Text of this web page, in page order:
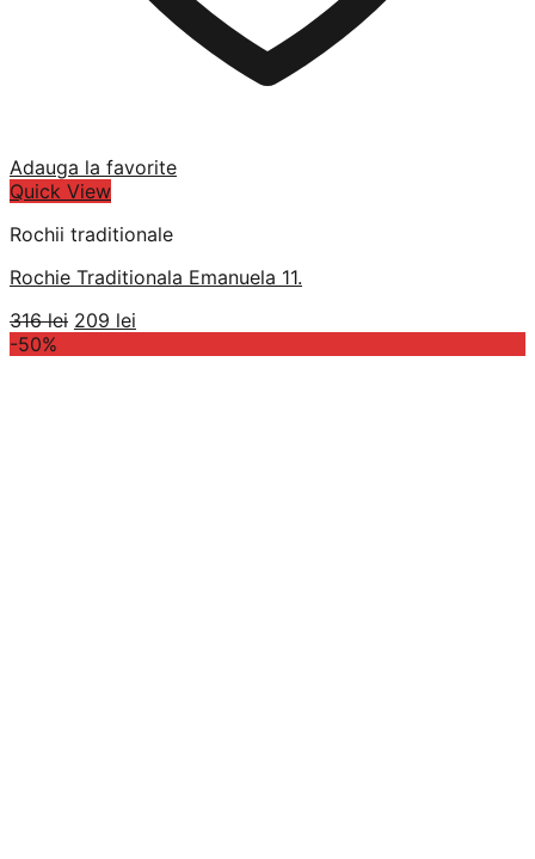
Adauga la favorite
Quick View
Rochii traditionale
Rochie Traditionala Emanuela 11.
316lei Prețul
209 lei
-50%